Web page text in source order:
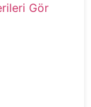
Gör